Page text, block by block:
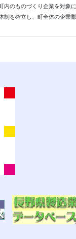
内のものづくり企業を対象
制を確立し、町全体の企業